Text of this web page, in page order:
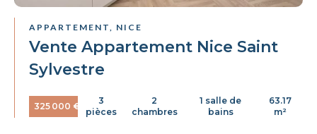
APPARTEMENT, NICE
Vente Appartement Nice Saint
Sylvestre
325 000 €
3
pièces
2
chambres
1 salle de
bains
63.17
m²